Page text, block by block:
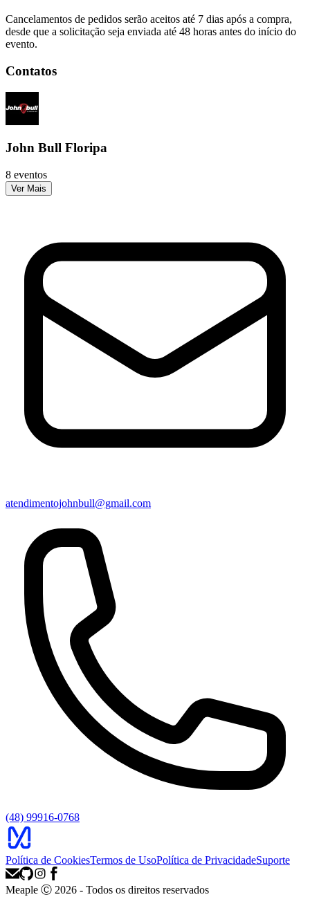
Cancelamentos de pedidos serão aceitos até 7 dias após a compra,
desde que a solicitação seja enviada até 48 horas antes do início do
evento.
Contatos
John Bull Floripa
8 eventos
Ver Mais
atendimentojohnbull@gmail.com
(48) 99916-0768
Política de CookiesTermos de UsoPolítica de PrivacidadeSuporte
Meaple Ⓒ 2026 - Todos os direitos reservados